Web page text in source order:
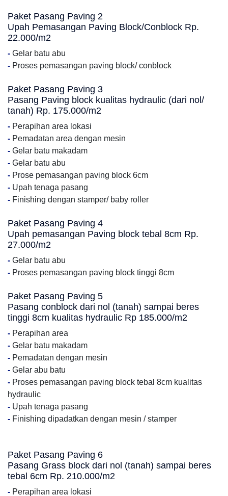
Paket Pasang Paving 2
Upah Pemasangan Paving Block/Conblock Rp.
22.000/m2
- Gelar batu abu
- Proses pemasangan paving block/ conblock
Paket Pasang Paving 3
Pasang Paving block kualitas hydraulic (dari nol/
tanah) Rp. 175.000/m2
- Perapihan area lokasi
- Pemadatan area dengan mesin
- Gelar batu makadam
- Gelar batu abu
- Prose pemasangan paving block 6cm
- Upah tenaga pasang
- Finishing dengan stamper/ baby roller
Paket Pasang Paving 4
Upah pemasangan Paving block tebal 8cm Rp.
27.000/m2
- Gelar batu abu
- Proses pemasangan paving block tinggi 8cm
Paket Pasang Paving 5
Pasang conblock dari nol (tanah) sampai beres
tinggi 8cm kualitas hydraulic Rp 185.000/m2
- Perapihan area
- Gelar batu makadam
- Pemadatan dengan mesin
- Gelar abu batu
- Proses pemasangan paving block tebal 8cm kualitas
hydraulic
- Upah tenaga pasang
- Finishing dipadatkan dengan mesin / stamper
Paket Pasang Paving 6
Pasang Grass block dari nol (tanah) sampai beres
tebal 6cm Rp. 210.000/m2
- Perapihan area lokasi